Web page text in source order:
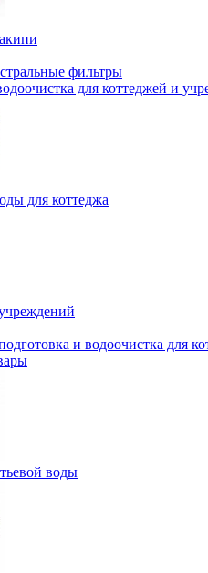
фильтры
для коттеджей и
для коттеджа
и водоочистка для
воды